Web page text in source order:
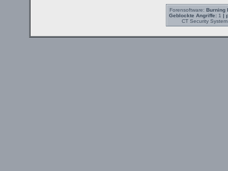
Forensoftware: Burning
Geblockte Angriffe:1 |
CT Security